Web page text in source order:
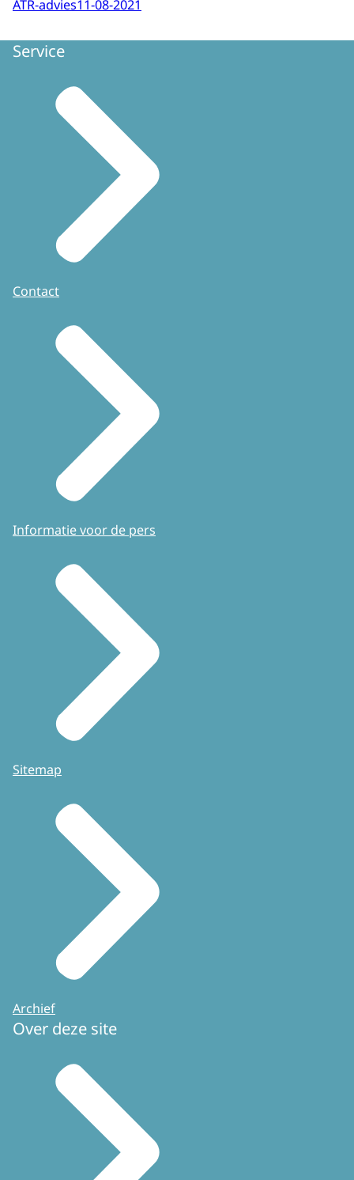
ATR-advies11-08-2021
Service
Contact
Informatie voor de pers
Sitemap
Archief
Over deze site